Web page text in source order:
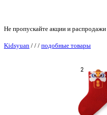
Не пропускайте акции и
Kidsyuan / / / подобные товары